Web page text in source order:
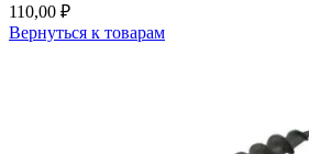
110,00 ₽
Вернуться к товарам